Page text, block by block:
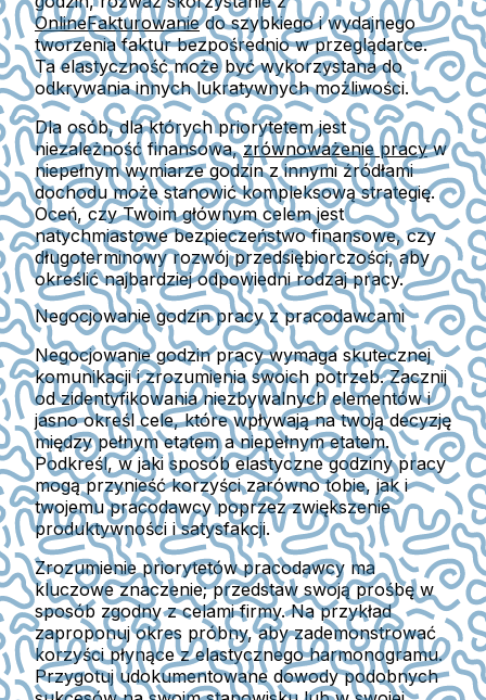
OnlineFakturowaniedo szybkiego i wydajnego
tworzenia faktur bezpośrednio w przeglądarce.
Ta elastyczność może być wykorzystana do
odkrywania innych lukratywnych możliwości.
Dla osób, dla których priorytetem jest
niezależność finansowa,zrównoważenie pracyw
niepełnym wymiarze godzin z innymi źródłami
dochodu może stanowić kompleksową strategię.
Oceń, czy Twoim głównym celem jest
natychmiastowe bezpieczeństwo finansowe, czy
długoterminowy rozwój przedsiębiorczości, aby
określić najbardziej odpowiedni rodzaj pracy.
Negocjowanie godzin pracy z pracodawcami
Negocjowanie godzin pracy wymaga skutecznej
komunikacji i zrozumienia swoich potrzeb. Zacznij
od zidentyfikowania niezbywalnych elementów i
jasno określ cele, które wpływają na twoją decyzję
między pełnym etatem a niepełnym etatem.
Podkreśl, w jaki sposób elastyczne godziny pracy
mogą przynieść korzyści zarówno tobie, jak i
twojemu pracodawcy poprzez zwiększenie
produktywności i satysfakcji.
Zrozumienie priorytetów pracodawcy ma
kluczowe znaczenie; przedstaw swoją prośbę w
sposób zgodny z celami firmy. Na przykład
zaproponuj okres próbny, aby zademonstrować
korzyści płynące z elastycznego harmonogramu.
Przygotuj udokumentowane dowody podobnych